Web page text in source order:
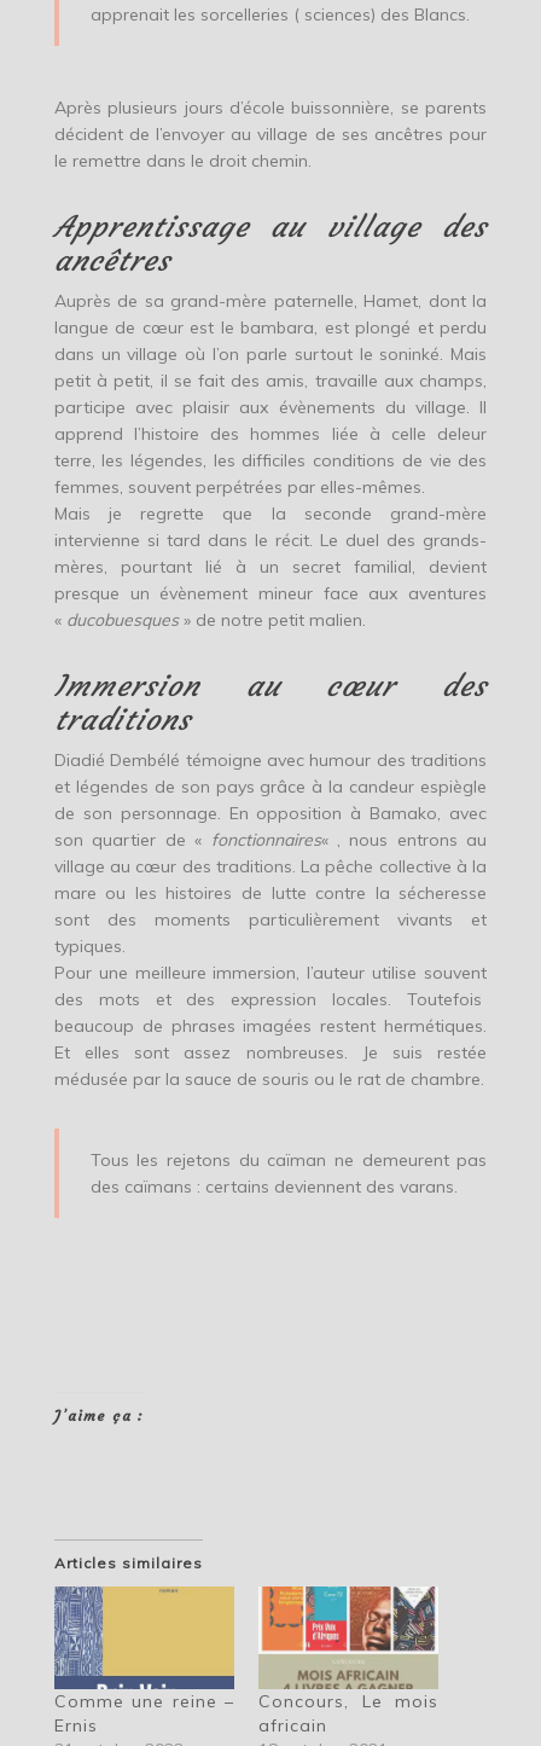
apprenait les sorcelleries ( sciences) des Blancs.
Après plusieurs jours d’école buissonnière, se parents
décident de l’envoyer au village de ses ancêtres pour
le remettre dans le droit chemin.
Apprentissage au village des
ancêtres
Auprès de sa grand-mère paternelle, Hamet, dont la
langue de cœur est le bambara, est plongé et perdu
dans un village où l’on parle surtout le soninké. Mais
petit à petit, il se fait des amis, travaille aux champs,
participe avec plaisir aux évènements du village. Il
apprend l’histoire des hommes liée à celle deleur
terre, les légendes, les difficiles conditions de vie des
femmes, souvent perpétrées par elles-mêmes.
Mais je regrette que la seconde grand-mère
intervienne si tard dans le récit. Le duel des grands-
mères, pourtant lié à un secret familial, devient
presque un évènement mineur face aux aventures
« ducobuesques» de notre petit malien.
Immersion au cœur des
traditions
Diadié Dembélé témoigne avec humour des traditions
et légendes de son pays grâce à la candeur espiègle
de son personnage. En opposition à Bamako, avec
son quartier de « fonctionnaires« , nous entrons au
village au cœur des traditions. La pêche collective à la
mare ou les histoires de lutte contre la sécheresse
sont des moments particulièrement vivants et
typiques.
Pour une meilleure immersion, l’auteur utilise souvent
des mots et des expression locales. Toutefois
beaucoup de phrases imagées restent hermétiques.
Et elles sont assez nombreuses. Je suis restée
médusée par la sauce de souris ou le rat de chambre.
Tous les rejetons du caïman ne demeurent pas
des caïmans : certains deviennent des varans.
J’aime ça :
Articles similaires
Comme une reine –
Ernis
Concours, Le mois
africain